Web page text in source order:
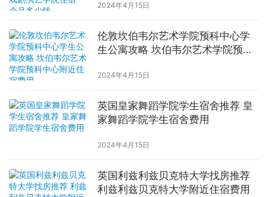
2024年4月15日
伦敦坎伯韦尔艺术学院预科中心学
生公寓攻略 坎伯韦尔艺术学院预科
2024年4月15日
英国皇家舞蹈学院学生宿舍推荐 皇
家舞蹈学院学生宿舍费用
2024年4月15日
英国利兹利兹贝克特大学找房推荐
利兹利兹贝克特大学附近住宿费用